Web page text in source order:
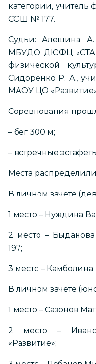
категории,
СОШ № 177.
Судьи: Алешина А.
МБУДО ДЮФЦ
физической
Сидоренко Р. А.,
МАОУ ЦО
Соревнования
– бег 300 м;
– встречные
Места
В личном зачёте
1 место – Нуждина
2 место –
197;
3 место –
В личном зачёте
1 место – Сазонов
2 место –
«Развитие»;